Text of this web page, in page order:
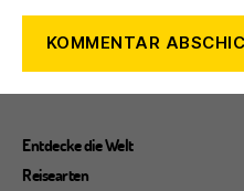
Entdecke die Welt
Reisearten